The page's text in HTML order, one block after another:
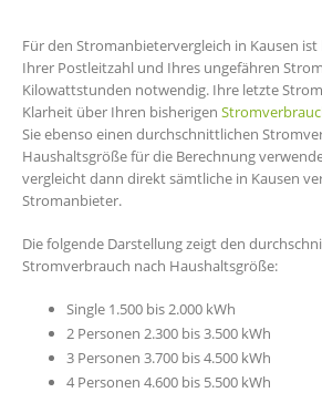
Für den Stromanbietervergleich in Kausen ist
Ihrer Postleitzahl und Ihres ungefähren
Kilowattstunden notwendig. Ihre letzte
Klarheit über Ihren bisherigen
Sie ebenso einen durchschnittlichen
Haushaltsgröße für die Berechnung
vergleicht dann direkt sämtliche in Kausen
Stromanbieter.
Die folgende Darstellung zeigt den
Stromverbrauch nach Haushaltsgröße:
Single 1.500 bis 2.000 kWh
2 Personen 2.300 bis 3.500 kWh
3 Personen 3.700 bis 4.500 kWh
4 Personen 4.600 bis 5.500 kWh